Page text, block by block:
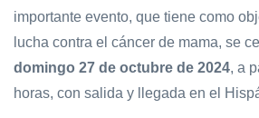
importante evento, que tiene como
lucha contra el cáncer de mama, se
domingo 27 de octubre de 2024, a
horas, con salida y llegada en el